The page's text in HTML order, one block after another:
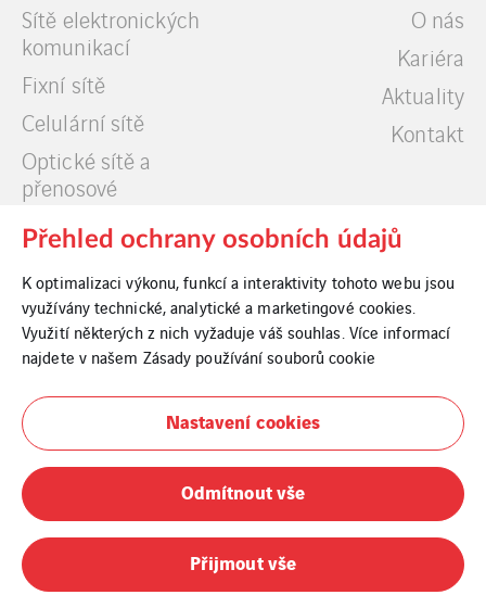
Sítě elektronických
komunikací
Fixní sítě
Celulární sítě
Optické sítě a
přenosové
Datová centra
O nás
Kariéra
Aktuality
Kontakt
Cookies
Právní informace
Whistleblowing
Informace o fúzi
Přehled ochrany osobních údajů
K optimalizaci výkonu, funkcí a interaktivity tohoto webu jsou
využívány technické, analytické a marketingové cookies.
Využití některých z nich vyžaduje váš souhlas. Více informací
najdete v našem Zásady používání souborů cookie
Nastavení cookies
Odmítnout vše
Přijmout vše